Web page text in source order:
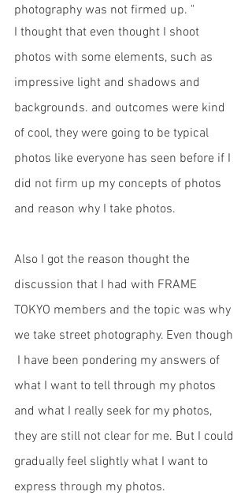
photography was not firmed up. "
I thought that even thought I shoot
photos with some elements, such as
impressive light and shadows and
backgrounds. and outcomes were kind
of cool, they were going to be typical
photos like everyone has seen before if I
did not firm up my concepts of photos
and reason why I take photos.
Also I got the reason thought the
discussion that I had with FRAME
TOKYO members and the topic was why
we take street photography. Even though
I have been pondering my answers of
what I want to tell through my photos
and what I really seek for my photos,
they are still not clear for me. But I could
gradually feel slightly what I want to
express through my photos.